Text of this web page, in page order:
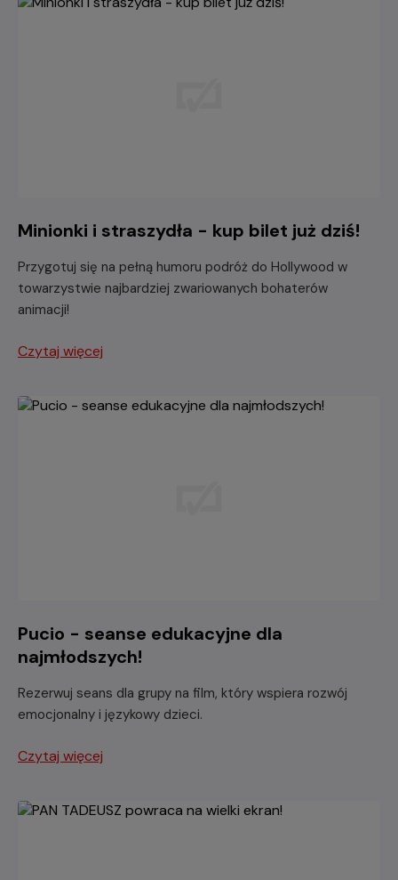
Minionki i straszydła - kup bilet już dziś!
Przygotuj się na pełną humoru podróż do Hollywood w
towarzystwie najbardziej zwariowanych bohaterów
animacji!
Czytaj więcej
Pucio - seanse edukacyjne dla
najmłodszych!
Rezerwuj seans dla grupy na film, który wspiera rozwój
emocjonalny i językowy dzieci.
Czytaj więcej